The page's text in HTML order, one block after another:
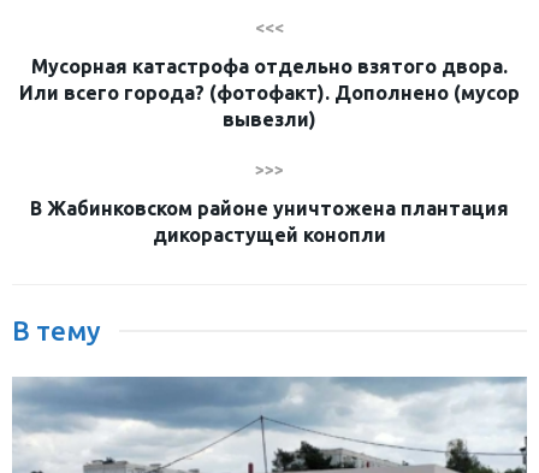
<<<
Мусорная катастрофа отдельно взятого двора.
Или всего города? (фотофакт). Дополнено (мусор
вывезли)
>>>
В Жабинковском районе уничтожена плантация
дикорастущей конопли
В тему